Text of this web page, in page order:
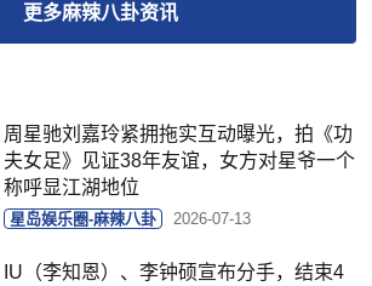
更多麻辣八卦资讯
周星驰刘嘉玲紧拥拖实互动曝光，拍《功
夫女足》见证38年友谊，女方对星爷一个
称呼显江湖地位
星岛娱乐圈-麻辣八卦 2026-07-13
IU（李知恩）、李钟硕宣布分手，结束4